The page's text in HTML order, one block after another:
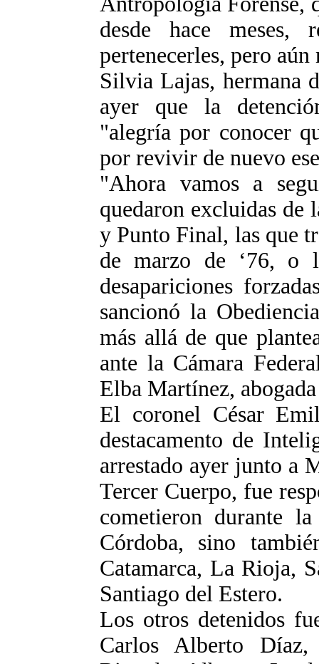
desde hace meses,
pertenecerles, pero
Silvia Lajas, hermana
ayer que la
"alegría por conocer
por revivir de nuevo
"Ahora vamos a
quedaron excluidas de
y Punto Final, las que
de marzo de ‘76, o
desapariciones
sancionó la
más allá de que
ante la Cámara
Elba Martínez,
El coronel César
destacamento de
arrestado ayer junto a
Tercer Cuerpo, fue
cometieron durante
Córdoba, sino
Catamarca, La Rioja,
Santiago del Estero.
Los otros detenidos
Carlos Alberto